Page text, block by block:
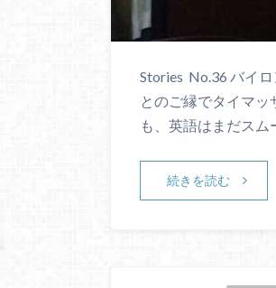
Stories No.36 バイ
とのご縁でタイマ
も、英語はまだス
続きを読む